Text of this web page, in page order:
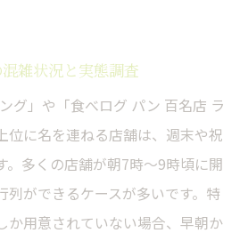
雑状況と実態調査
グ」や「食べログ パン 百名店 ラ
位に名を連ねる店舗は、週末や祝
。多くの店舗が朝7時～9時頃に開
列ができるケースが多いです。特
か用意されていない場合、早朝か